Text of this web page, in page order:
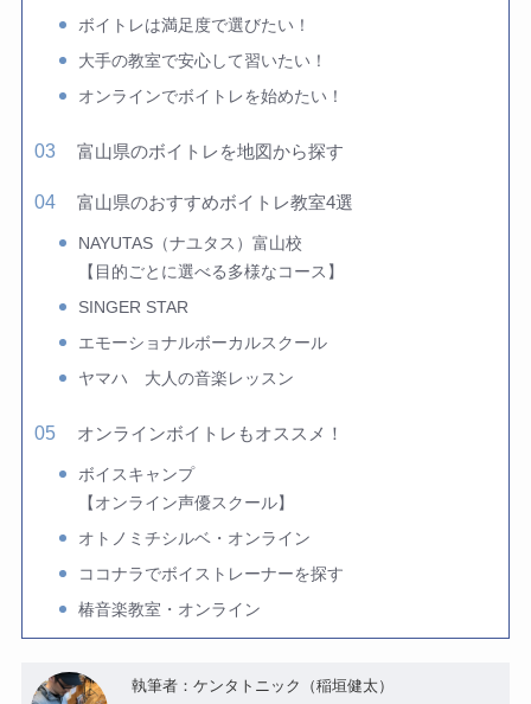
ボイトレは満足度で選びたい！
大手の教室で安心して習いたい！
オンラインでボイトレを始めたい！
富山県のボイトレを地図から探す
富山県のおすすめボイトレ教室4選
NAYUTAS（ナユタス）富山校
【目的ごとに選べる多様なコース】
SINGER STAR
エモーショナルボーカルスクール
ヤマハ 大人の音楽レッスン
オンラインボイトレもオススメ！
ボイスキャンプ
【オンライン声優スクール】
オトノミチシルベ・オンライン
ココナラでボイストレーナーを探す
椿音楽教室・オンライン
執筆者：ケンタトニック（稲垣健太）